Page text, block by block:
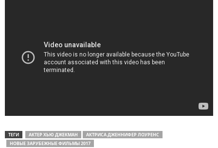
ТЕГИ АКТЕР ХЬЮ ДЖЕКМАН
АКТРИСА ДЖЕННИФЕР ЛОУРЕНС
НОВЫЕ ЗАРУБЕЖНЫЕ ФИЛЬМЫ 2017